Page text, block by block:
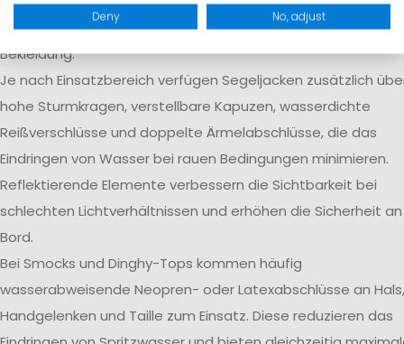
kritischen Stellen und erhöhen die langfristige Dichtigkeit der
Bekleidung.
Je nach Einsatzbereich verfügen Segeljacken zusätzlich
hohe Sturmkragen, verstellbare Kapuzen, wasserdichte
Reißverschlüsse und doppelte Ärmelabschlüsse, die das
Eindringen von Wasser bei rauen Bedingungen minimieren.
Reflektierende Elemente verbessern die Sichtbarkeit bei
schlechten Lichtverhältnissen und erhöhen die Sicherheit an
Bord.
Bei Smocks und Dinghy-Tops kommen häufig
wasserabweisende Neopren- oder Latexabschlüsse an Hals,
Handgelenken und Taille zum Einsatz. Diese reduzieren das
Deny No, adjust